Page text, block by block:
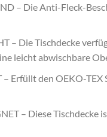
– Die Anti-Fleck-
– Die Tischdecke
leicht abwischbare
– Erfüllt den OEKO-
– Diese Tischdecke